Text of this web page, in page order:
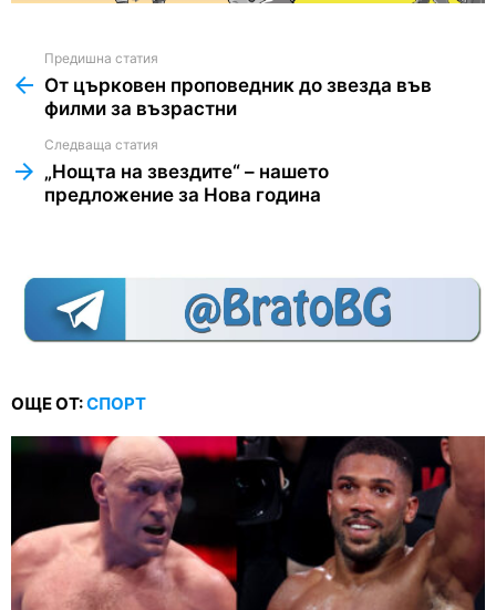
more
Предишна статия
От църковен проповедник до звезда във
филми за възрастни
Следваща статия
„Нощта на звездите“ – нашето
предложение за Нова година
ОЩЕ ОТ:СПОРТ